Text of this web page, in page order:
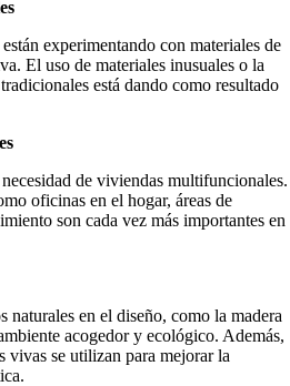
experimentando con materiales de
El uso de materiales inusuales o la
está dando como resultado
de viviendas multifuncionales.
oficinas en el hogar, áreas de
son cada vez más importantes en
naturales en el diseño, como la madera
acogedor y ecológico. Además,
vivas se utilizan para mejorar la